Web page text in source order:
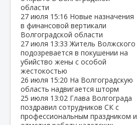
области
27 июля 15:16 Новые назначения
в финансовой вертикали
Волгоградской области
27 июля 13:33Житель Волжского
подозревается в покушении на
убийство жены с особой
жестокостью
26 июля 15:20 На Волгоградскую
область надвигается шторм
25 июля 13:02 Глава Волгограда
поздравил сотрудников СК с
профессиональным праздником и